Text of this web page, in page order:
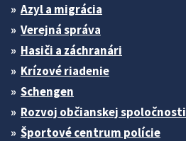
Azyl a migrácia
Verejná správa
Hasiči a záchranári
Krízové riadenie
Schengen
Rozvoj občianskej spoločnosti
Športové centrum polície